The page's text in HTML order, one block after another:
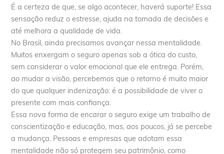
É a certeza de que, se algo acontecer, haverá suporte! Essa
sensação reduz o estresse, ajuda na tomada de decisões e
até melhora a qualidade de vida.
No Brasil, ainda precisamos avançar nessa mentalidade.
Muitos enxergam o seguro apenas sob a ótica do custo,
sem considerar o valor emocional que ele entrega. Porém,
ao mudar a visão, percebemos que o retorno é muito maior
do que qualquer indenização: é a possibilidade de viver o
presente com mais confiança.
Essa nova forma de encarar o seguro exige um trabalho de
conscientização e educação, mas, aos poucos, já se percebe
a mudança. Pessoas e empresas que adotam essa
mentalidade não só protegem seu patrimônio, como